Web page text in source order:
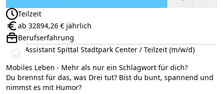
Anstellungsart:
Teilzeit
Gehalt:ab 32894,26 € jährlich
Positionsebene:
Berufserfahrung
Shop Assistant Spittal Stadtpark Center / Teilzeit (m/w/d)
Mobiles Leben - Mehr als nur ein Schlagwort für dich?
Du brennst für das, was Drei tut? Bist du bunt, spannend und
nimmst es mit Humor?